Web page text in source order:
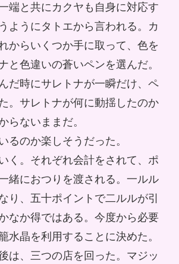
端と共にカクヤも自身に対応す
ようにタトエから言われる。カ
からいくつか手に取って、色を
と色違いの蒼いペンを選んだ。
だ時にサレトナが一瞬だけ、ペ
。サレトナが何に動揺したのか
らないままだ。
るのか楽しそうだった。
く。それぞれ会計をされて、ポ
緒におつりを渡される。一ルル
り、五十ポイントで二ルルが引
なか得ではある。今度から必要
水晶を利用することに決めた。
は、三つの店を回った。マジッ